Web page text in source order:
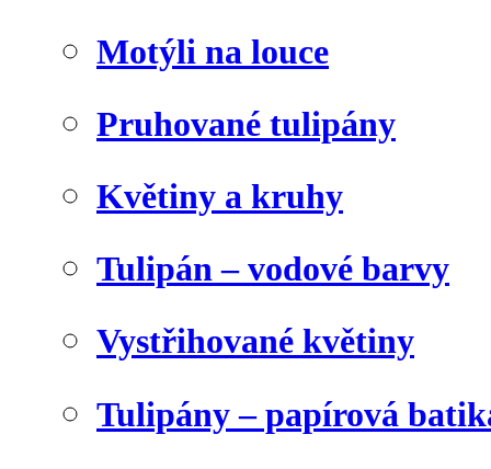
Motýli na louce
Pruhované tulipány
Květiny a kruhy
Tulipán – vodové barvy
Vystřihované květiny
Tulipány – papírová